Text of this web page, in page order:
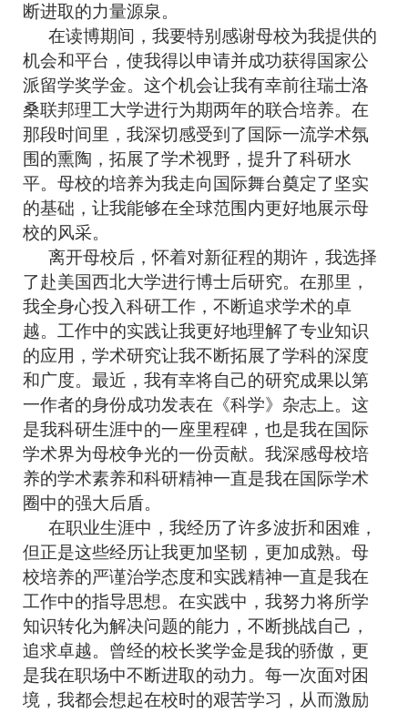
断进取的力量源泉。
在读博期间，我要特别感谢母校为我提供的
机会和平台，使我得以申请并成功获得国家公
派留学奖学金。这个机会让我有幸前往瑞士洛
桑联邦理工大学进行为期两年的联合培养。在
那段时间里，我深切感受到了国际一流学术氛
围的熏陶，拓展了学术视野，提升了科研水
平。母校的培养为我走向国际舞台奠定了坚实
的基础，让我能够在全球范围内更好地展示母
校的风采。
离开母校后，怀着对新征程的期许，我选择
了赴美国西北大学进行博士后研究。在那里，
我全身心投入科研工作，不断追求学术的卓
越。工作中的实践让我更好地理解了专业知识
的应用，学术研究让我不断拓展了学科的深度
和广度。最近，我有幸将自己的研究成果以第
一作者的身份成功发表在《科学》杂志上。这
是我科研生涯中的一座里程碑，也是我在国际
学术界为母校争光的一份贡献。我深感母校培
养的学术素养和科研精神一直是我在国际学术
圈中的强大后盾。
在职业生涯中，我经历了许多波折和困难，
但正是这些经历让我更加坚韧，更加成熟。母
校培养的严谨治学态度和实践精神一直是我在
工作中的指导思想。在实践中，我努力将所学
知识转化为解决问题的能力，不断挑战自己，
追求卓越。曾经的校长奖学金是我的骄傲，更
是我在职场中不断进取的动力。每一次面对困
境，我都会想起在校时的艰苦学习，从而激励